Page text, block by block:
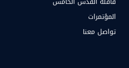
المؤتمرات
تواصل معنا